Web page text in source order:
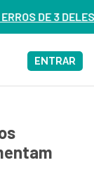
AGORA
ENTRAR